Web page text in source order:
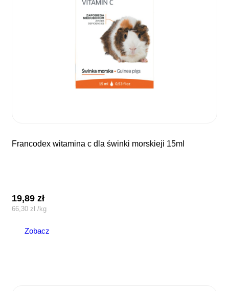
francodex witamina c dla świnki morskieji 15ml
19,89zł
66,30 zł /kg
Zobacz